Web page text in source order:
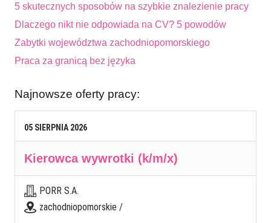
5 skutecznych sposobów na szybkie znalezienie pracy
Dlaczego nikt nie odpowiada na CV? 5 powodów
Zabytki województwa zachodniopomorskiego
Praca za granicą bez języka
Najnowsze oferty pracy:
05 SIERPNIA 2026
Kierowca wywrotki (k/m/x)
PORR S.A.
zachodniopomorskie /